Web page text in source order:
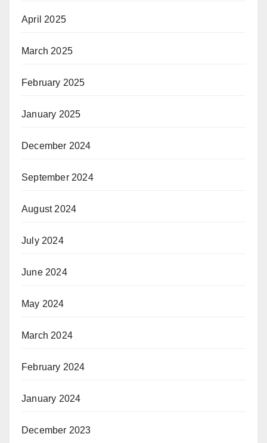
April 2025
March 2025
February 2025
January 2025
December 2024
September 2024
August 2024
July 2024
June 2024
May 2024
March 2024
February 2024
January 2024
December 2023